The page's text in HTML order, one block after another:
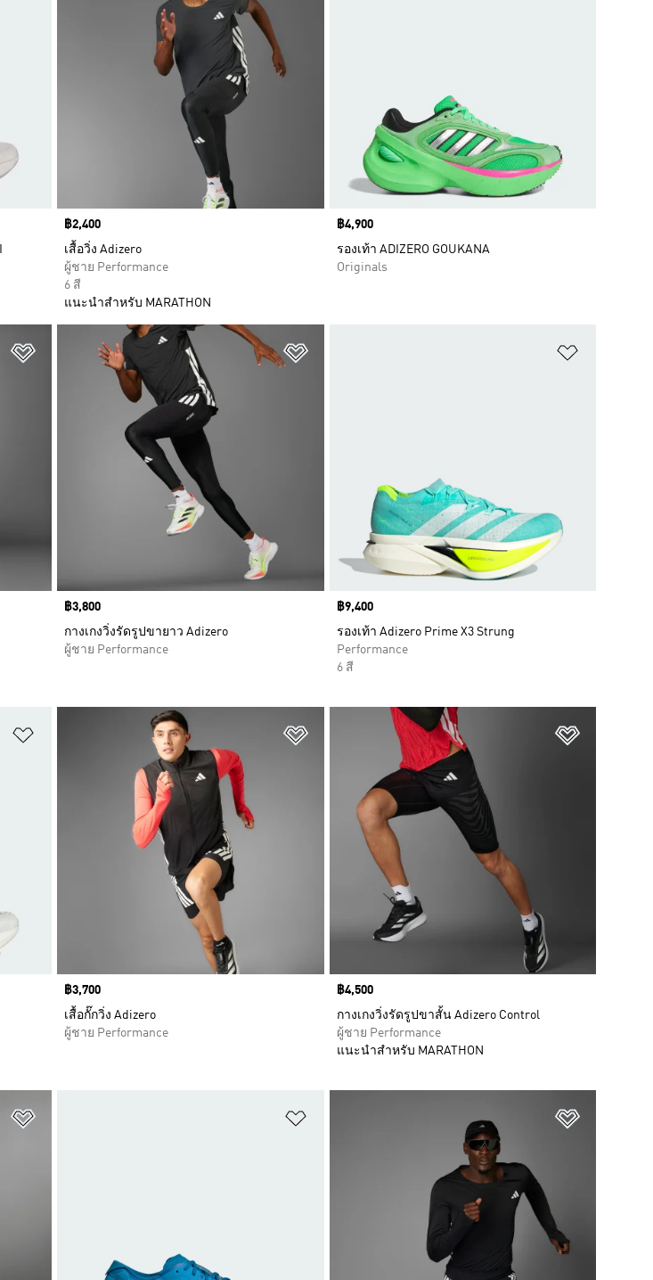
Price
฿2,400
เสื้อวิ่ง Adizero
ผู้ชาย Performance
6 สี
แนะนำสำหรับ MARATHON
Price
฿4,900
รองเท้า ADIZERO GOUKANA
Originals
เพิ่มไปยังรายการสินค้าโปรด
Price
฿3,800
กางเกงวิ่งรัดรูปขายาว Adizero
ผู้ชาย Performance
Price
฿9,400
รองเท้า Adizero Prime X3 Strung
Performance
6 สี
เพิ่มไปยังรายการสินค้าโปรด เพิ่มไปยังรายการสินค้าโปรด
Price
฿3,700
เสื้อกั๊กวิ่ง Adizero
ผู้ชาย Performance
Price
฿4,500
กางเกงวิ่งรัดรูปขาสั้น Adizero Control
ผู้ชาย Performance
แนะนำสำหรับ MARATHON